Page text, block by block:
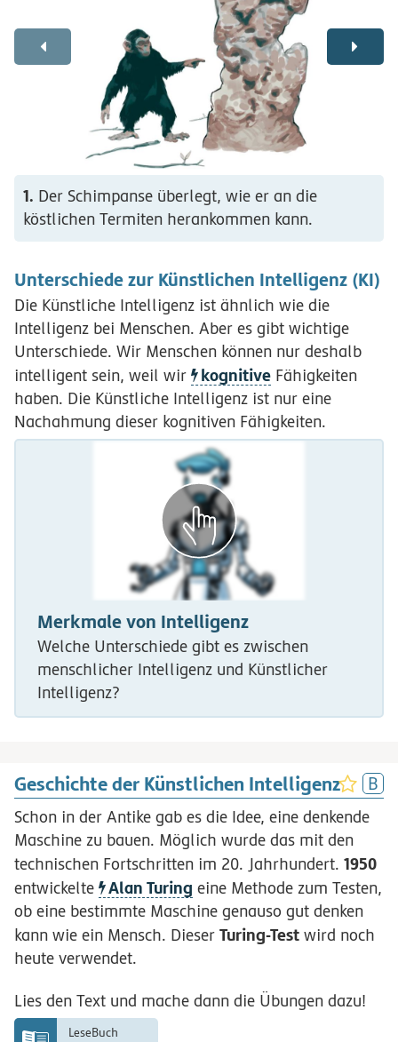
1. Der Schimpanse überlegt, wie er an die
köstlichen Termiten herankommen kann.
Unterschiede zur Künstlichen Intelligenz (KI)
Die Künstliche Intelligenz ist ähnlich wie die
Intelligenz bei Menschen. Aber es gibt wichtige
Unterschiede. Wir Menschen können nur deshalb
intelligent sein, weil wir
kognitive Fähigkeiten
haben. Die Künstliche Intelligenz ist nur eine
Nachahmung dieser kognitiven Fähigkeiten.
Merkmale von Intelligenz
Welche Unterschiede gibt es zwischen
menschlicher Intelligenz und Künstlicher
Intelligenz?
Geschichte der Künstlichen Intelligenz
Schon in der Antike gab es die Idee, eine denkende
Maschine zu bauen. Möglich wurde das mit den
technischen Fortschritten im 20. Jahrhundert. 1950
entwickelte Alan Turing eine Methode zum Testen,
ob eine bestimmte Maschine genauso gut denken
kann wie ein Mensch. Dieser Turing-Test wird noch
heute verwendet.
Lies den Text und mache dann die Übungen dazu!
LeseBuch